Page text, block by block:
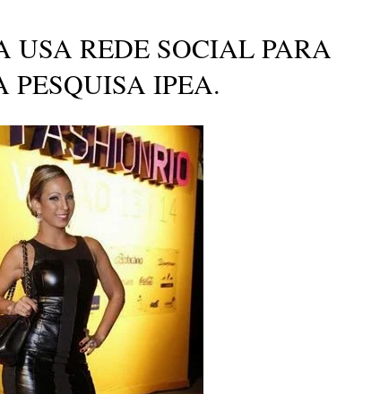
USA REDE SOCIAL PARA
PESQUISA IPEA.